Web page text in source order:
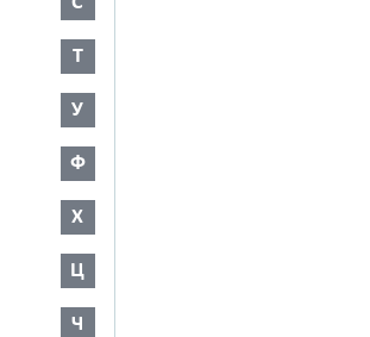
Т
У
Ф
Х
Ц
Ч